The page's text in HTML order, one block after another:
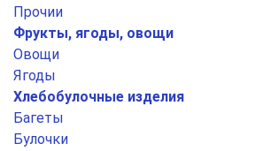
Прочии
Фрукты, ягоды, овощи
Овощи
Ягоды
Хлебобулочные изделия
Багеты
Булочки